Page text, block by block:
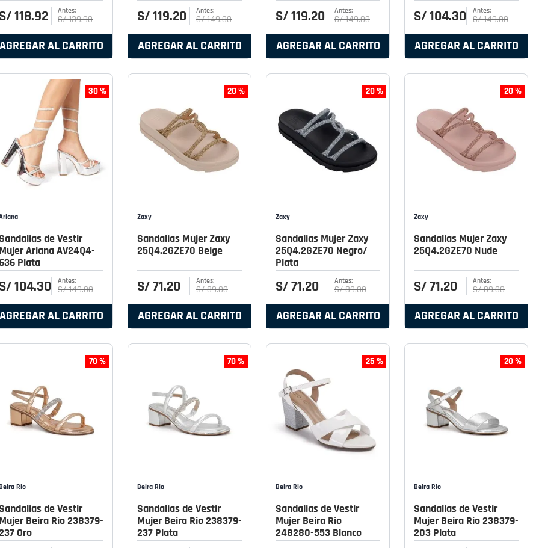
S/118.92 S/139.90
AGREGAR AL CARRITO
S/119.20 S/149.00
AGREGAR AL CARRITO
S/119.20 S/149.00
AGREGAR AL CARRITO
S/104.30 S/149.00
AGREGAR AL CARRITO
30 %
de Vestir
Mujer Ariana AV24Q4-
636 Plata
S/104.30 S/149.00
AGREGAR AL CARRITO
20 %
Zaxy
Sandalias Mujer Zaxy
25Q4.2GZE70 Beige
S/71.20 S/89.00
AGREGAR AL CARRITO
20 %
Zaxy
Sandalias Mujer Zaxy
25Q4.2GZE70 Negro/
Plata
S/71.20 S/89.00
AGREGAR AL CARRITO
20 %
Zaxy
Sandalias Mujer Zaxy
25Q4.2GZE70 Nude
S/71.20 S/89.00
AGREGAR AL CARRITO
70 %
Rio
de Vestir
Mujer Beira Rio 238379-
Oro
70 %
Beira Rio
Sandalias de Vestir
Mujer Beira Rio 238379-
237 Plata
25 %
Beira Rio
Sandalias de Vestir
Mujer Beira Rio
248280-553 Blanco
20 %
Beira Rio
Sandalias de Vestir
Mujer Beira Rio 238379-
203 Plata